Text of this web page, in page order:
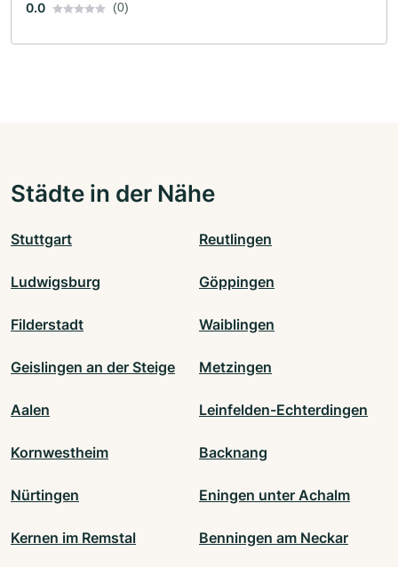
0.0 (0)
Städte in der Nähe
Stuttgart Reutlingen
Ludwigsburg Göppingen
Filderstadt Waiblingen
Geislingen an der Steige Metzingen
Aalen Leinfelden-Echterdingen
Kornwestheim Backnang
Nürtingen Eningen unter Achalm
Kernen im Remstal Benningen am Neckar